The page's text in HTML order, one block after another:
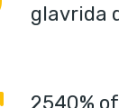
glavrida
2540%